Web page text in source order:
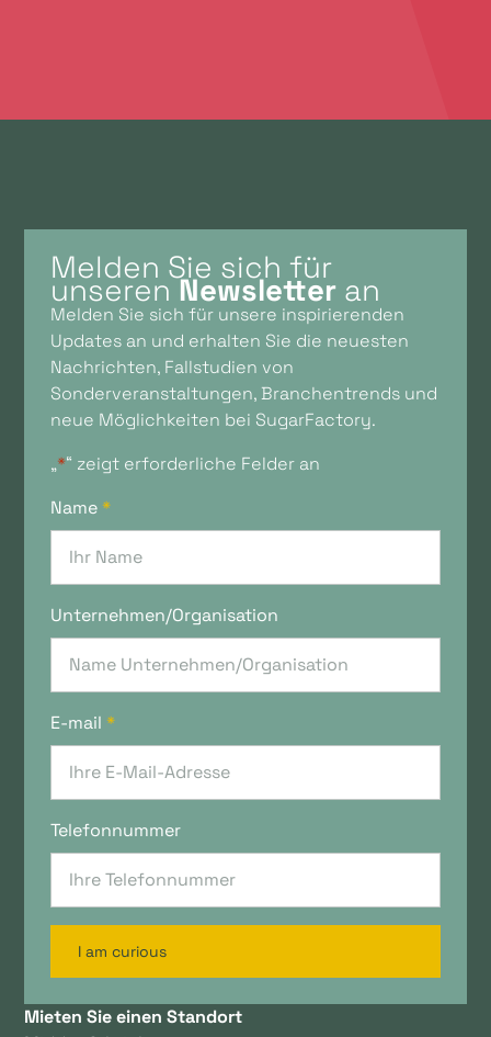
Melden Sie sich für
unserenNewsletter an
Melden Sie sich für unsere inspirierenden
Updates an und erhalten Sie die neuesten
Nachrichten, Fallstudien von
Sonderveranstaltungen, Branchentrends und
neue Möglichkeiten bei SugarFactory.
„*“ zeigt erforderliche Felder an
Name *
Unternehmen/Organisation
E-mail *
Telefonnummer
I am curious
Mieten Sie einen Standort